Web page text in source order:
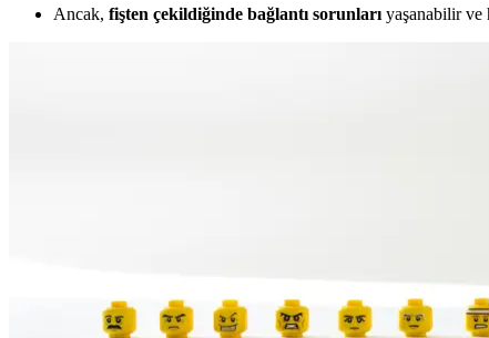
Ancak, fişten çekildiğinde bağlantı sorunları yaşanabilir ve